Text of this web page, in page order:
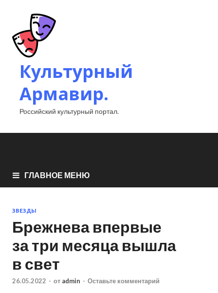
Культурный
Армавир.
Российский культурный портал.
ГЛАВНОЕ МЕНЮ
ЗВЕЗДЫ
Брежнева впервые
за три месяца вышла
в свет
26.05.2022 - от admin - Оставьте комментарий